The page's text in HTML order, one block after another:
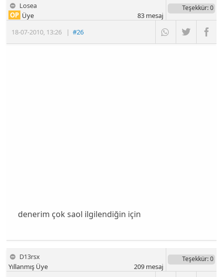
Losea
18-07-2010, 13:26 |#26
OP Üye
Teşekkür: 0
83mesaj
denerim çok saol ilgilendiğin için
D13rsx
Yıllanmış Üye
Teşekkür: 0
209mesaj